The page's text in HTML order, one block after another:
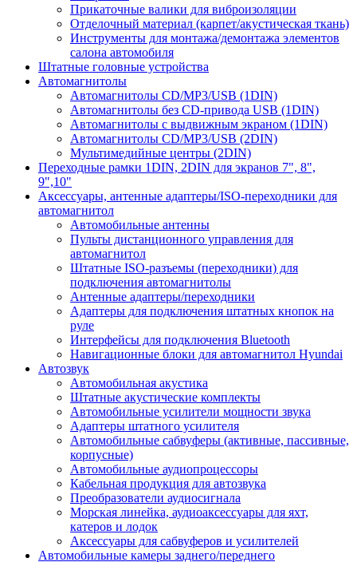
Прикаточные валики для виброизоляции
Отделочный материал (карпет/акустическая ткань)
Инструменты для монтажа/демонтажа элементов
салона автомобиля
Штатные головные устройства
Автомагнитолы
Автомагнитолы CD/MP3/USB (1DIN)
Автомагнитолы без CD-привода USB (1DIN)
Автомагнитолы с выдвижным экраном (1DIN)
Автомагнитолы CD/MP3/USB (2DIN)
Мультимедийные центры (2DIN)
Переходные рамки 1DIN, 2DIN для экранов 7", 8",
9",10"
Аксессуары, антенные адаптеры/ISO-переходники для
автомагнитол
Автомобильные антенны
Пульты дистанционного управления для
автомагнитол
Штатные ISO-разъемы (переходники) для
подключения автомагнитолы
Антенные адаптеры/переходники
Адаптеры для подключения штатных кнопок на
руле
Интерфейсы для подключения Bluetooth
Навигационные блоки для автомагнитол Hyundai
Автозвук
Автомобильная акустика
Штатные акустические комплекты
Автомобильные усилители мощности звука
Адаптеры штатного усилителя
Автомобильные сабвуферы (активные, пассивные,
корпусные)
Автомобильные аудиопроцессоры
Кабельная продукция для автозвука
Преобразователи аудиосигнала
Морская линейка, аудиоаксессуары для яхт,
катеров и лодок
Аксессуары для сабвуферов и усилителей
Автомобильные камеры заднего/переднего